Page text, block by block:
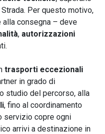
Per questo motivo,
consegna – deve
, autorizzazioni
trasporti eccezionali
in grado di
studio del percorso, alla
, fino al coordinamento
servizio copre ogni
arrivi a destinazione in